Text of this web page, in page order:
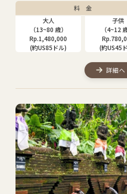
料 金
大人
（13~80 歳）
Rp.1,480,000
(約US85ドル)
子供
（4~12
(約US45
詳細へ